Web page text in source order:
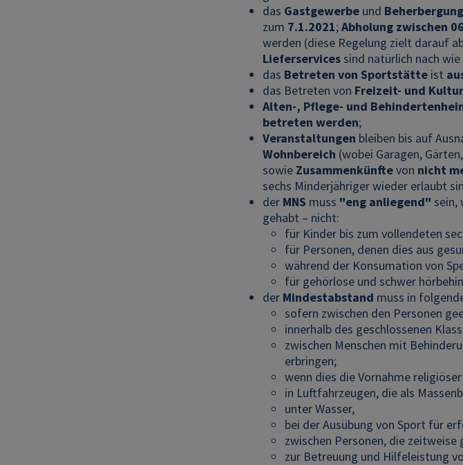
das Gastgewerbe und
zum 7.1.2021;Abholung zwischen
werden (diese Regelung zielt darauf
Lieferservicessind natürlich nach
das Betreten von Sportstätte ist
das Betreten von Freizeit- und
Alten-, Pflege- und
betreten werden;
Veranstaltungen bleiben bis auf
Wohnbereich (wobei Garagen,
sowie Zusammenkünftevon nicht
sechs Minderjähriger wieder erlaubt
der MNS muss "eng anliegend" sein,
gehabt – nicht:
für Kinder bis zum vollendeten
für Personen, denen dies aus
während der Konsumation von
für gehörlose und schwer
der Mindestabstand muss in
sofern zwischen den Personen
innerhalb des geschlossenen
zwischen Menschen mit
erbringen;
wenn dies die Vornahme
in Luftfahrzeugen, die als
unter Wasser,
bei der Ausübung von Sport für
zwischen Personen, die
zur Betreuung und Hilfeleistung